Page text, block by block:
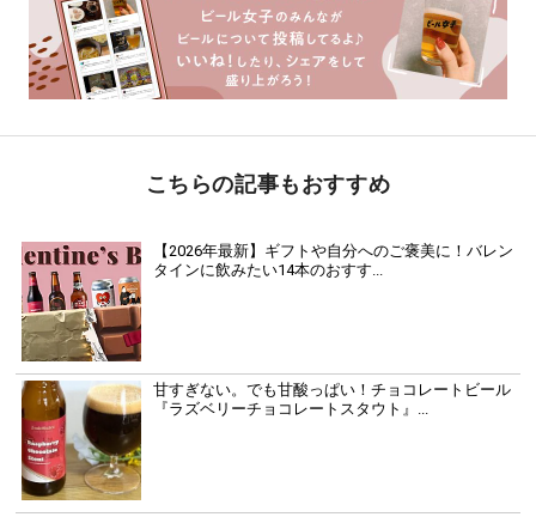
こちらの記事もおすすめ
【2026年最新】ギフトや自分へのご褒美に！バレン
タインに飲みたい14本のおすす...
甘すぎない。でも甘酸っぱい！チョコレートビール
『ラズベリーチョコレートスタウト』...